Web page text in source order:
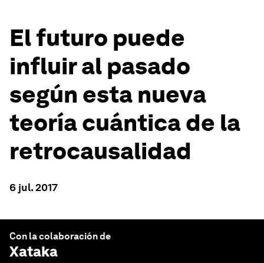
El futuro puede
influir al pasado
según esta nueva
teoría cuántica de la
retrocausalidad
6 jul. 2017
Con la colaboración de
Xataka